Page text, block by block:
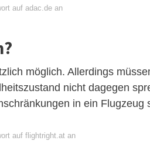
auf adac.de an
möglich. Allerdings
nicht dagegen
in ein Flugzeug
auf flightright.at an